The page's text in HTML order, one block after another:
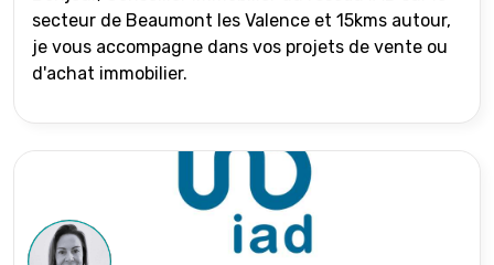
secteur de Beaumont les Valence et 15kms autour,
je vous accompagne dans vos projets de vente ou
d'achat immobilier.